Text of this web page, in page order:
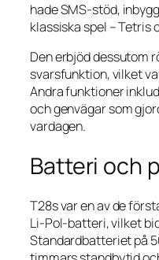
hade SMS-stöd,
klassiska spel – Tetris
Den erbjöd dessutom
svarsfunktion, vilket
Andra funktioner
och genvägar som
vardagen.
Batteri och
T28s var en av de
Li-Pol-batteri, vilket
Standardbatteriet på